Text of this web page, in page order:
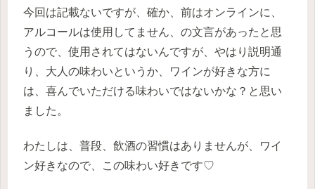
今回は記載ないですが、確か、前はオンラインに、
アルコールは使用してません、の文言があったと思
うので、使用されてはないんですが、やはり説明通
り、大人の味わいというか、ワインが好きな方に
は、喜んでいただける味わいではないかな？と思い
ました。
わたしは、普段、飲酒の習慣はありませんが、ワイ
ン好きなので、この味わい好きです♡